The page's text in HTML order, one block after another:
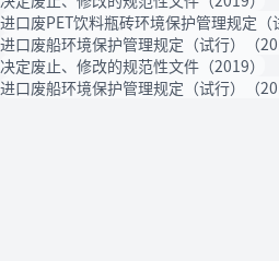
进口废PET饮料瓶砖环境保护管理规定（
进口废船环境保护管理规定（试行）（
决定废止、修改的规范性文件（2019）
进口废船环境保护管理规定（试行）（